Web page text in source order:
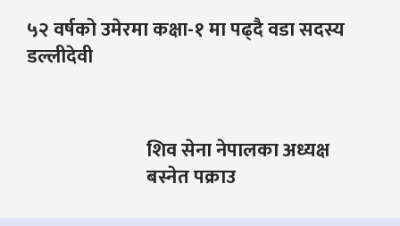
५२ वर्षको उमेरमा कक्षा-१ मा पढ्दै वडा सदस्य
डल्लीदेवी
शिव सेना नेपालका अध्यक्ष
बस्नेत पक्राउ